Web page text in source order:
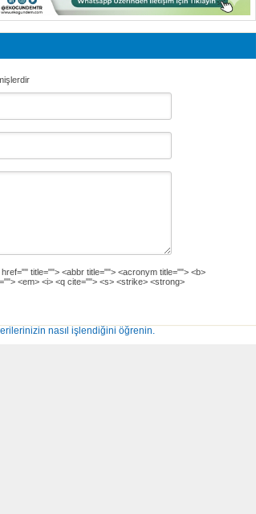
href="" title=""> <abbr title=""> <acronym title=""> <b>
<em> <i> <q cite=""> <s> <strike> <strong>
nasıl işlendiğini öğrenin.